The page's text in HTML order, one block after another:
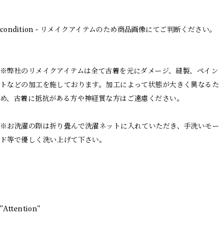
condition - リメイクアイテムのため商品画像にてご判断ください。
※弊社のリメイクアイテムは全て古着を元にダメージ、縫製、ペイン
トなどの加工を施しております。加工によって状態が大きく異なるた
め、古着に抵抗がある方や神経質な方はご遠慮ください。
※お洗濯の際は折り畳んで洗濯ネットに入れていただき、手洗いモー
ド等で優しく洗い上げて下さい。
"Attention"